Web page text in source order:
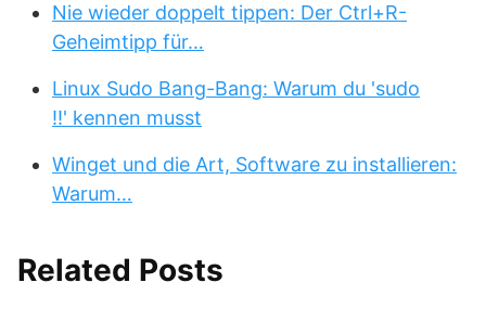
Nie wieder doppelt tippen: Der Ctrl+R-
Geheimtipp für…
Linux Sudo Bang-Bang: Warum du 'sudo
!!' kennen musst
Winget und die Art, Software zu installieren:
Warum…
Related Posts